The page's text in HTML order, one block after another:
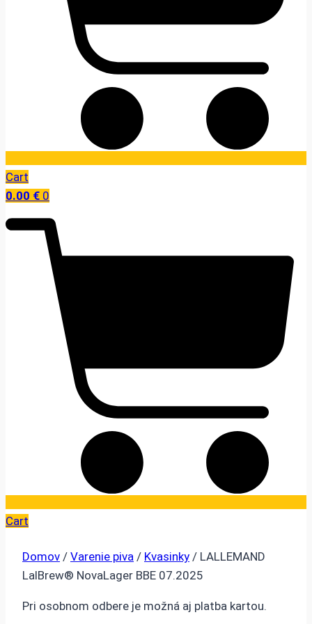
Cart
0.00 € 0
Cart
Domov / Varenie piva / Kvasinky / LALLEMAND
LalBrew® NovaLager BBE 07.2025
Pri osobnom odbere je možná aj platba kartou.